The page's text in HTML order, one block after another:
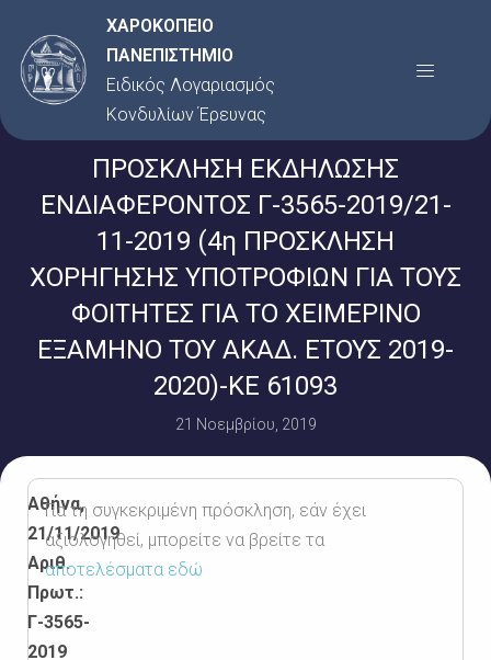
στο
περιεχόμενο
ΧΑΡΟΚΟΠΕΙΟ
ΠΑΝΕΠΙΣΤΗΜΙΟ
Ειδικός Λογαριασμός
Κονδυλίων Έρευνας
Menu
ΠΡΟΣΚΛΗΣΗ ΕΚΔΗΛΩΣΗΣ
ΕΝΔΙΑΦΕΡΟΝΤΟΣ Γ-3565-2019/21-
11-2019 (4η ΠΡΟΣΚΛΗΣΗ
ΧΟΡΗΓΗΣΗΣ ΥΠΟΤΡΟΦΙΩΝ ΓΙΑ ΤΟΥΣ
ΦΟΙΤΗΤΕΣ ΓΙΑ ΤΟ ΧΕΙΜΕΡΙΝΟ
ΕΞΑΜΗΝΟ ΤΟΥ ΑΚΑΔ. ΕΤΟΥΣ 2019-
2020)-ΚΕ 61093
21 Νοεμβρίου, 2019
Αθήνα,
21/11/2019
Αριθ.
Πρωτ.:
Γ-3565-
2019
Για τη συγκεκριμένη πρόσκληση, εάν έχει
αξιολογηθεί, μπορείτε να βρείτε τα
αποτελέσματα εδώ